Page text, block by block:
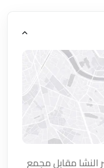
النشا مقابل مجمع